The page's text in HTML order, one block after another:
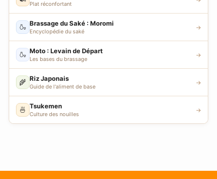
Plat réconfortant
🍶 Brassage du Saké : Moromi
Encyclopédie du saké
→
🍶 Moto : Levain de Départ
Les bases du brassage
→
🌾 Riz Japonais
Guide de l'aliment de base
→
🍜 Tsukemen
Culture des nouilles
→